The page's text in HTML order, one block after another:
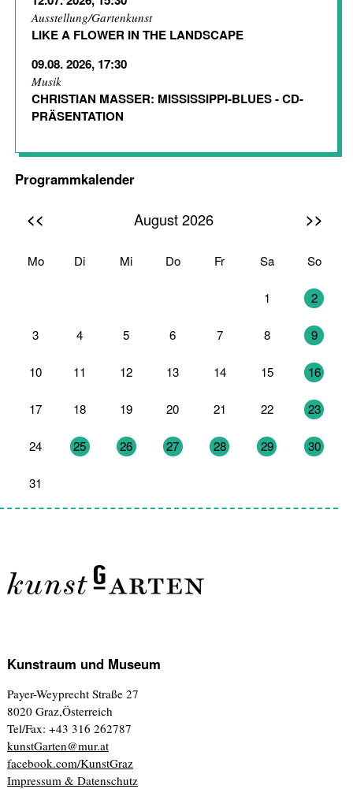
Ausstellung/Gartenkunst
LIKE A FLOWER IN THE LANDSCAPE
09.08. 2026, 17:30
Musik
CHRISTIAN MASSER: MISSISSIPPI-BLUES - CD-
PRÄSENTATION
Programmkalender
<< August 2026 >>
Mo Di Mi Do Fr Sa So
1 2
3 4 5 6 7 8 9
10 11 12 13 14 15 16
17 18 19 20 21 22 23
24 25 26 27 28 29 30
31
Kunstraum und Museum
Payer-Weyprecht Straße 27
8020 Graz,Österreich
Tel/Fax: +43 316 262787
kunstGarten@mur.at
facebook.com/KunstGraz
Impressum & Datenschutz